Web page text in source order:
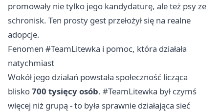
promowały nie tylko jego kandydaturę, ale też psy ze
schronisk. Ten prosty gest przełożył się na realne
adopcje.
Fenomen #TeamLitewka i pomoc, która działała
natychmiast
Wokół jego działań powstała społeczność licząca
blisko700 tysięcy osób. #TeamLitewka był czymś
więcej niż grupą - to była sprawnie działająca sieć